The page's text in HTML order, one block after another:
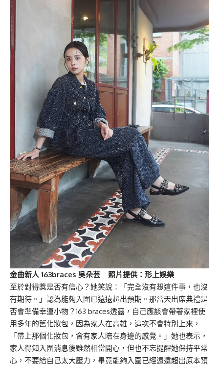
金曲新人 163braces 吳朵芸 照片提供：形上娛樂
至於對得獎是否有信心？她笑說：「完全沒有想這件事，也沒
有期待。」認為能夠入圍已遠遠超出預期。那當天出席典禮是
否會準備幸運小物？163 braces透露，自己應該會帶著家裡使
用多年的舊化妝包，因為家人在高雄，這次不會特別上來，
「帶上那個化妝包，會有家人陪在身邊的感覺。」她也表示，
家人得知入圍消息後雖然相當開心，但也不忘提醒她保持平常
心，不要給自己太大壓力，畢竟能夠入圍已經遠遠超出原本預